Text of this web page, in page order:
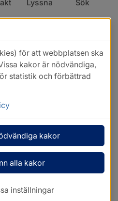
Lyssna Sök
för att webbplatsen ska
kakor är nödvändiga,
statistik och förbättrad
kakor
alla kakor
inställningar